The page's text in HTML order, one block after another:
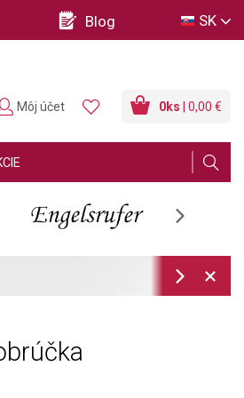
Blog SK
0ks | 0,00 €
Môj účet